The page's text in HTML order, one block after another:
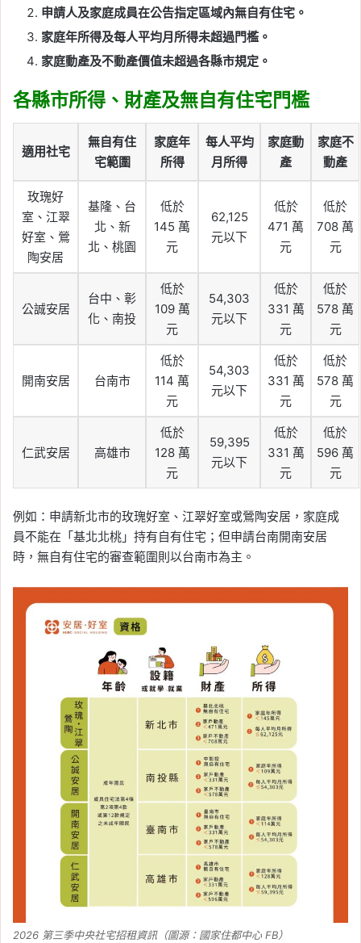
申請人及家庭成員在公告指定區域內無自有住宅。
家庭年所得及每人平均月所得未超過門檻。
家庭動產及不動產價值未超過各縣市規定。
各縣市所得、財產及無自有住宅門檻
適用社宅
無自有住
宅範圍
家庭年
所得
每人平均
月所得
家庭動
產
家庭不
動產
玫瑰好
室、江翠
好室、鶯
陶安居
基隆、台
北、新
北、桃園
低於
145 萬
元
62,125
元以下
低於
471 萬
元
低於
708 萬
元
公誠安居
台中、彰
化、南投
低於
109 萬
元
54,303
元以下
低於
331 萬
元
低於
578 萬
元
開南安居 台南市
低於
114 萬
元
54,303
元以下
低於
331 萬
元
低於
578 萬
元
仁武安居 高雄市
低於
128 萬
元
59,395
元以下
低於
331 萬
元
低於
596 萬
元
例如：申請新北市的玫瑰好室、江翠好室或鶯陶安居，家庭成
員不能在「基北北桃」持有自有住宅；但申請台南開南安居
時，無自有住宅的審查範圍則以台南市為主。
2026 第三季中央社宅招租資訊（圖源：國家住都中心 FB）